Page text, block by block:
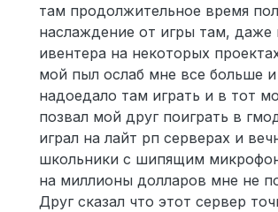
там продолжительное время
наслаждение от игры там, даже
ивентера на некоторых
мой пыл ослаб мне все больше
надоедало там играть и в тот
позвал мой друг поиграть в
играл на лайт рп серверах и
школьники с шипящим
на миллионы долларов мне не
Друг сказал что этот сервер